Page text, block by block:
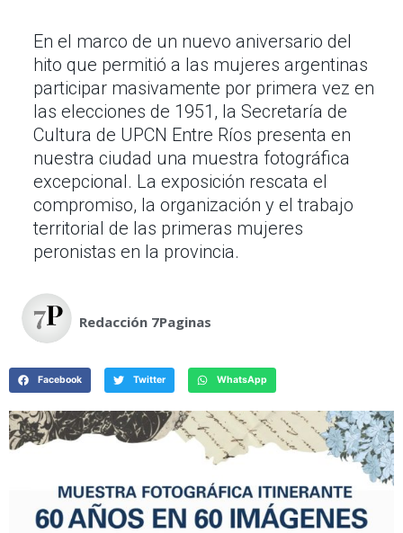
En el marco de un nuevo aniversario del
hito que permitió a las mujeres argentinas
participar masivamente por primera vez en
las elecciones de 1951, la Secretaría de
Cultura de UPCN Entre Ríos presenta en
nuestra ciudad una muestra fotográfica
excepcional. La exposición rescata el
compromiso, la organización y el trabajo
territorial de las primeras mujeres
peronistas en la provincia.
Redacción 7Paginas
Facebook Twitter WhatsApp